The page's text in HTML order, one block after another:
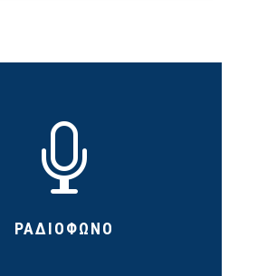

ΡΑΔΙΟΦΩΝΟ